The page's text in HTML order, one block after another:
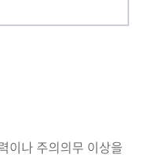
이나 주의의무 이상을